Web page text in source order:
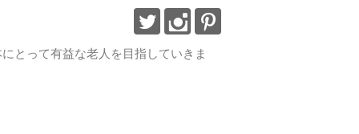
とって有益な老人を目指していきま